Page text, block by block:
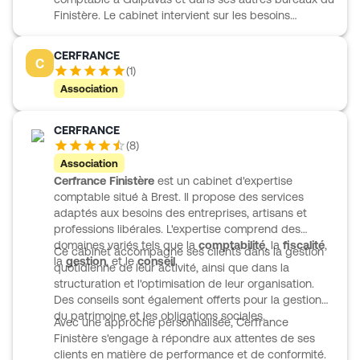
outils pensés pour simplifier la gestion, mieux suivre la
Finistère. Le cabinet intervient sur les besoins
aussi financement, création, transmission et rachat
d’entreprise. Cette couverture large permet d’avancer
avec un interlocuteur capable de suivre les dirigeants
SOBRECOMO s’inscrivent dans un accompagnement
quotidien, avec une attention portée à la qualité des
prestations et à la continuité de la relation de travail.
C
CERFRANCE
(1)
Association
CERFRANCE
(8)
Association
Cerfrance Finistère est un cabinet d'expertise
comptable situé à Brest. Il propose des services
adaptés aux besoins des entreprises, artisans et
professions libérales. L'expertise comprend des
domaines variés tels que la comptabilité, la fiscalité,
la gestion, et leconseil.
Ce cabinet accompagne ses clients dans la gestion
quotidienne de leur activité, ainsi que dans la
structuration et l'optimisation de leur organisation.
Des conseils sont également offerts pour la gestion
du patrimoine et les obligations sociales.
Avec une approche personnalisée, Cerfrance
Finistère s'engage à répondre aux attentes de ses
clients en matière de performance et de conformité.